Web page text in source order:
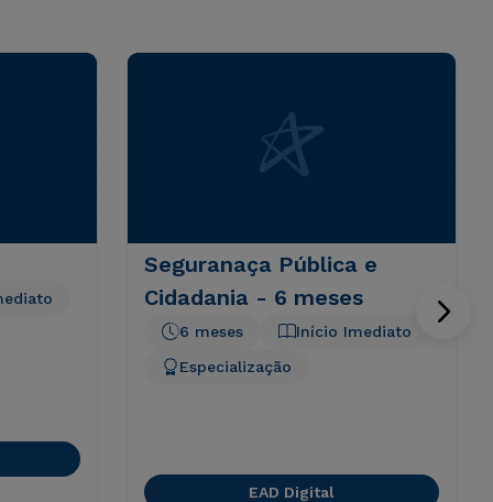
Seguranaça Pública e
Cidadania - 6 meses
Início Imediato
6 meses
Especialização
EAD Digital